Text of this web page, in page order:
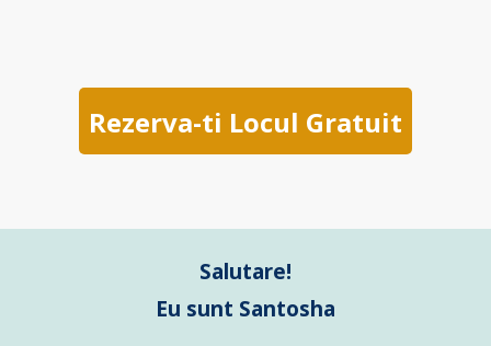
Rezerva-ti Locul Gratuit
Salutare!
Eu sunt Santosha